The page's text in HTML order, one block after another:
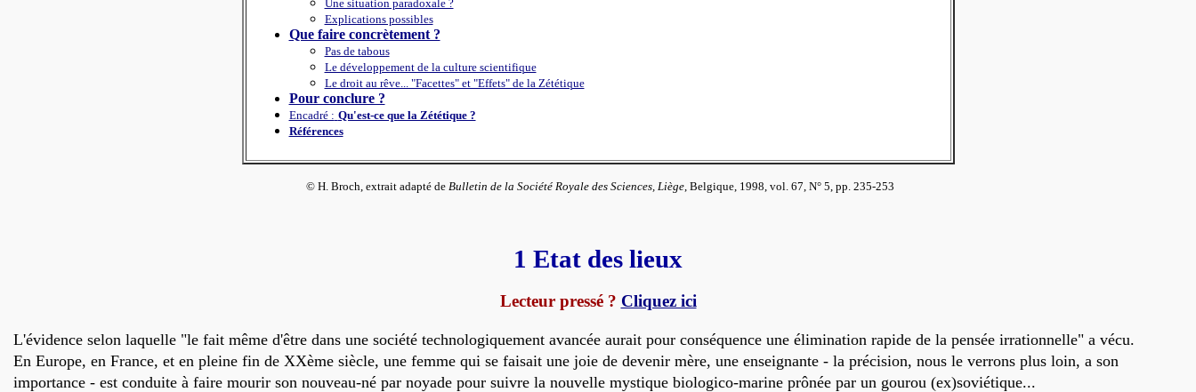
Une situation paradoxale ?
Explications possibles
Que faire concrètement ?
Pas de tabous
Le développement de la culture scientifique
Le droit au rêve... "Facettes" et "Effets" de la Zététique
Pour conclure ?
Encadré : Qu'est-ce que la Zététique ?
Références
© H. Broch, extrait adapté de Bulletin de la Société Royale des Sciences, Liège, Belgique, 1998, vol. 67, N° 5, pp. 235-253
1 Etat des lieux
Lecteur pressé ? Cliquez ici
L'évidence selon laquelle "le fait même d'être dans une société technologiquement avancée aurait pour conséquence une élimination rapide de la pensée irrationnelle" a vécu.
En Europe, en France, et en pleine fin de XXème siècle, une femme qui se faisait une joie de devenir mère, une enseignante - la précision, nous le verrons plus loin, a son
importance - est conduite à faire mourir son nouveau-né par noyade pour suivre la nouvelle mystique biologico-marine prônée par un gourou (ex)soviétique...